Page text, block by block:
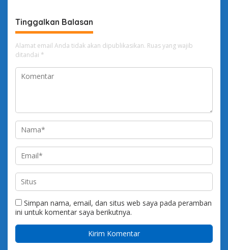
Tinggalkan Balasan
Alamat email Anda tidak akan dipublikasikan. Ruas yang wajib
ditandai *
Simpan nama, email, dan situs web saya pada peramban
ini untuk komentar saya berikutnya.